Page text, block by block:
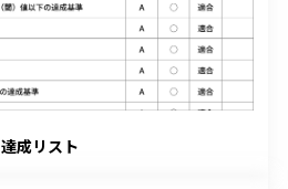
達成リスト